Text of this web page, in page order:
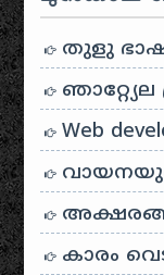
തുളു
ഞാറ്റ്യേല
Web
കാരം